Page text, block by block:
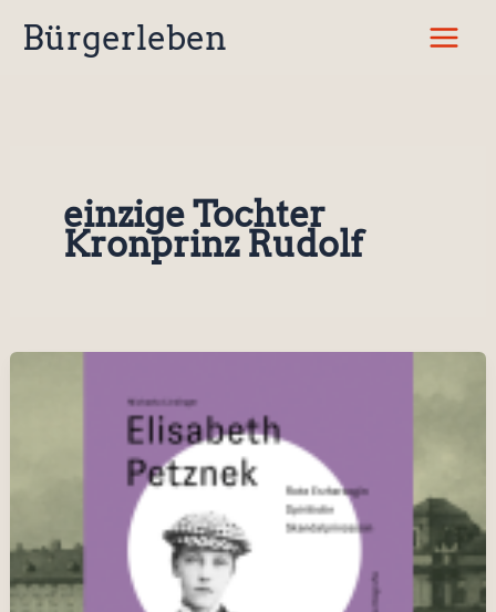
InhaltBürgerleben
einzige Tochter
Kronprinz Rudolf